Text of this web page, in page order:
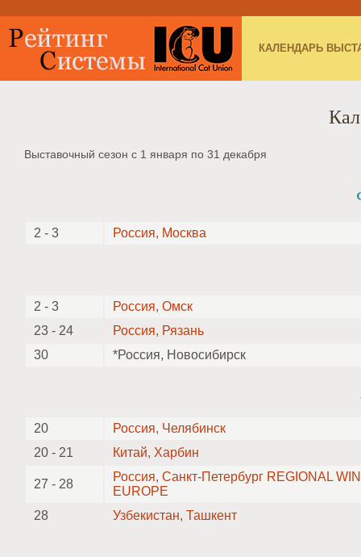
КАЛЕНДАРЬ
Выставочный сезон с 1 января по 31 декабря
2 - 3 Россия, Москва
2 - 3
Россия, Омск
23 - 24
Россия, Рязань
30
*Россия, Новосибирск
20
Россия, Челябинск
20 - 21
Китай, Харбин
27 - 28
Россия, Санкт-Петербург REGIONAL
EUROPE
28
Узбекистан, Ташкент